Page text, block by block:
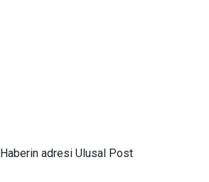
Haberin adresi Ulusal Post